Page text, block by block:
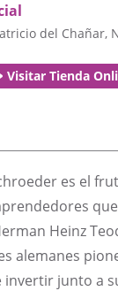
del Chañar,
Visitar Tienda
es el
Heinz
alemanes
invertir junto a